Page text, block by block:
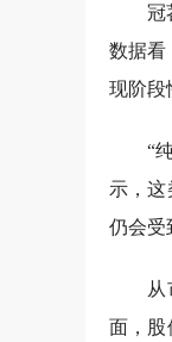
冠
数据看
现阶段
“
示，这
仍会受
从
面，股